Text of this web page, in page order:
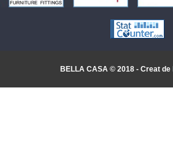
BELLA CASA © 2018 - Creat de